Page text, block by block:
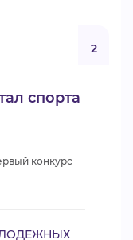
спорта
2
конкурс